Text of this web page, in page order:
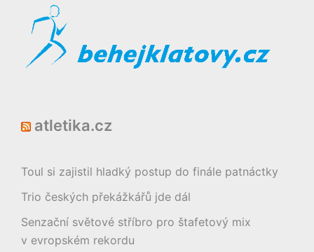
atletika.cz
Toul si zajistil hladký postup do finále patnáctky
Trio českých překážkářů jde dál
Senzační světové stříbro pro štafetový mix
v evropském rekordu